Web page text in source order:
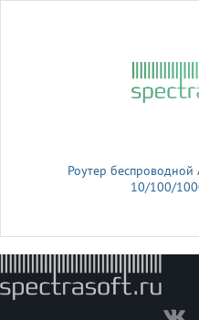
Роутер беспроводной
10/100/